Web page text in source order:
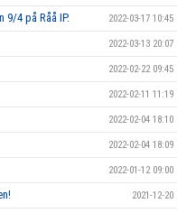
4 på Råå IP. 2022-03-17 10:45
2022-03-13 20:07
2022-02-22 09:45
2022-02-11 11:19
2022-02-04 18:10
2022-02-04 18:09
2022-01-12 09:00
2021-12-20